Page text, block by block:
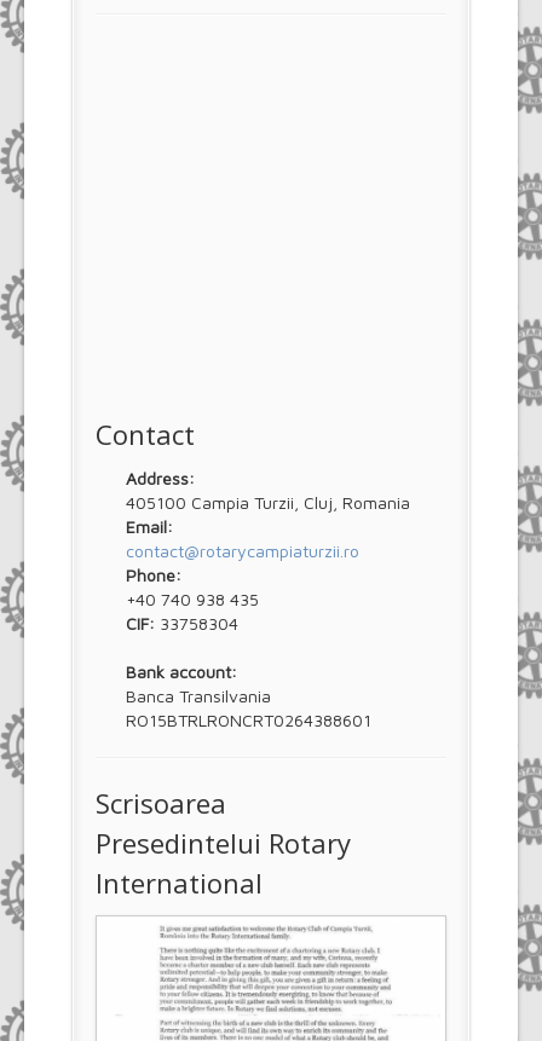
Contact
Address:
405100 Campia Turzii, Cluj, Romania
Email:
contact@rotarycampiaturzii.ro
Phone:
+40 740 938 435
CIF: 33758304
Bank account:
Banca Transilvania
RO15BTRLRONCRT0264388601
Scrisoarea
Presedintelui Rotary
International